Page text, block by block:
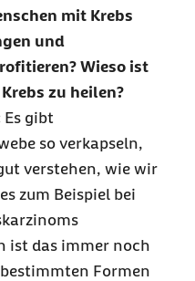
mit Krebs
und
Wieso ist
zu heilen?
Es gibt
so verkapseln,
verstehen, wie wir
zum Beispiel bei
ist das immer noch
Formen